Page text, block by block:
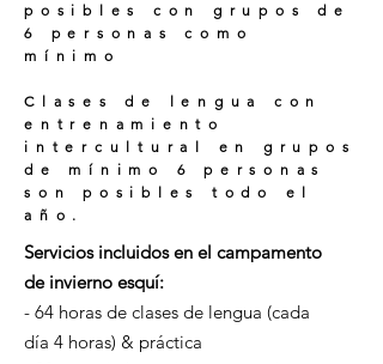
posibles con grupos de
6 personas como
mínimo
Clases de lengua con
entrenamiento
intercultural en grupos
de mínimo 6 personas
son posibles todo el
año.
Servicios incluidos en el campamento
de invierno esquí:
- 64 horas de clases de lengua (cada
día 4 horas) & práctica